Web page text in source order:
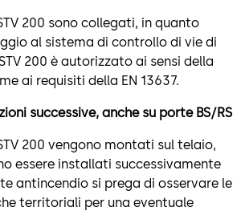
200 sono collegati, in quanto
al sistema di controllo di vie di
200 è autorizzato ai sensi della
ai requisiti della EN 13637.
successive, anche su porte BS/RS
200 vengono montati sul telaio,
essere installati successivamente
antincendio si prega di osservare le
territoriali per una eventuale